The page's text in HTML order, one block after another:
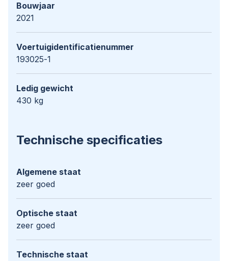
Bouwjaar
2021
Voertuigidentificatienummer
193025-1
Ledig gewicht
430 kg
Technische specificaties
Algemene staat
zeer goed
Optische staat
zeer goed
Technische staat